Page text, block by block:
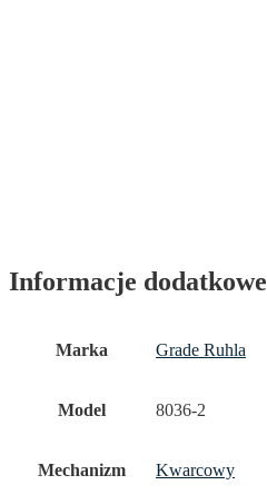
Informacje dodatkowe
Marka Grade Ruhla
Model 8036-2
Mechanizm Kwarcowy